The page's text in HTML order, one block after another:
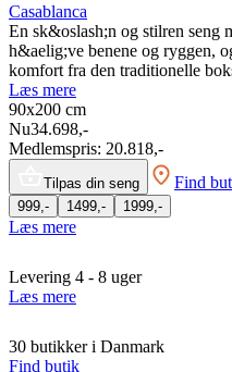
Casablanca
En sk&oslash;n og stilren seng
h&aelig;ve benene og ryggen,
komfort fra den traditionelle
Læs mere
90x200 cm
Nu34.698,-
Medlemspris: 20.818,-
Tilpas din seng Find
999,- 1499,- 1999,-
Læs mere
Levering 4 - 8 uger
Læs mere
30 butikker i Danmark
Find butik